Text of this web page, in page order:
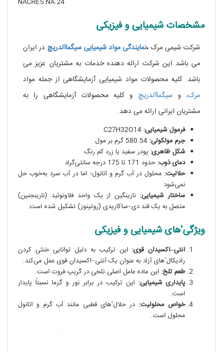
مشخصات شیمیایی و فیزیکی
شرکت شیمی مرک ،نمایندگی مواد شیمیایی سیگماآلدریچ در ایران
می باشد این شرکت ارائه دهنده خدمات به مشتریان عزیز می
باشد. کلیه محصولات مواد شیمیایی آزمایشگاهی از جمله مواد
مرک، و سیگماآلدریچ و کلیه محصولات آزمایشگاهی را به
مشتریان ایرانی ارائه می دهد.
فرمول شیمیایی:
جرم مولکولی:
شکل ظاهری: پودر سفید یا زرد کم رنگ
دمای ذوب: حدود 171 تا 175 درجه سانتی‌گراد
حلالیت: محلول در آب گرم و اتانول؛ اما در آب سرد به‌خوب حل
نمی‌شود
ساختار شیمیایی: نارینگین از یک واحد فلاونوئید (نارینجنین)
متصل به یک قند دی–ساکاریدی (روتینوز) تشکیل شده است.
ویژگی’های شیمیایی و فیزیکی
آنتی–اکسیدان قوی: این ترکیب به دلیل توانایی خنثی کردن
رادیکال’های آزاد به عنوان یک آنتی–اکسیدان قوی عمل می‌کند.
طعم تلخ: این ماده عامل اصلی تلخی در گریپ فروت است.
پایداری شیمیایی: این ترکیب در برابر نور و گرما نسبتاً پایدار
است.
خواص محلولیت: در حلال’های قطبی مانند آب گرم و اتانول
محلول است.